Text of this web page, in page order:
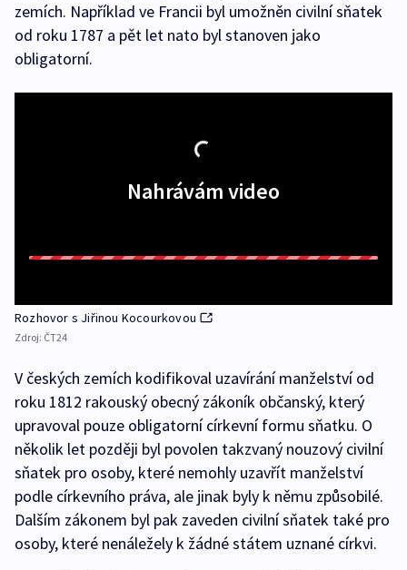
zemích. Například ve Francii byl umožněn civilní sňatek
od roku 1787 a pět let nato byl stanoven jako
obligatorní.
Nahrávám video
Rozhovor s Jiřinou Kocourkovou
Zdroj: ČT24
V českých zemích kodifikoval uzavírání manželství od
roku 1812 rakouský obecný zákoník občanský, který
upravoval pouze obligatorní církevní formu sňatku. O
několik let později byl povolen takzvaný nouzový civilní
sňatek pro osoby, které nemohly uzavřít manželství
podle církevního práva, ale jinak byly k němu způsobilé.
Dalším zákonem byl pak zaveden civilní sňatek také pro
osoby, které nenáležely k žádné státem uznané církvi.